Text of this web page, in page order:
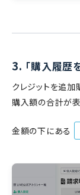
3. 「購入履歴
クレジットを追加
購入額の合計が表
金額の下にある